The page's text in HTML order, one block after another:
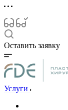
Оставить заявку
Услуги